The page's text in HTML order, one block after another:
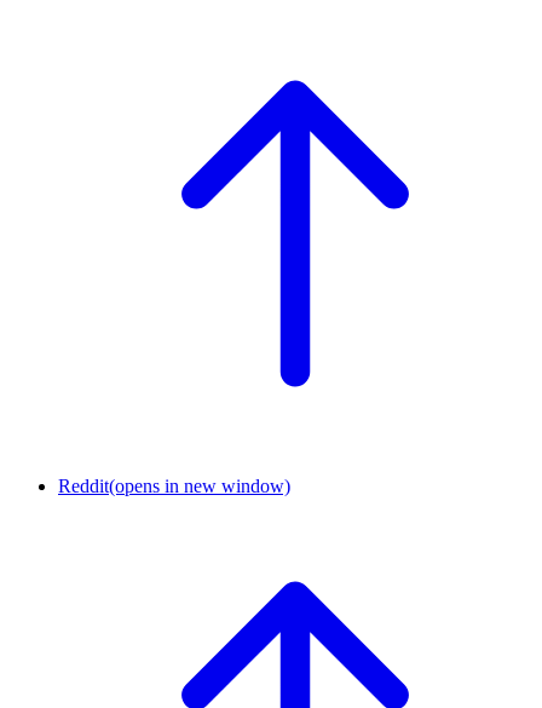
Reddit(opens in new window)